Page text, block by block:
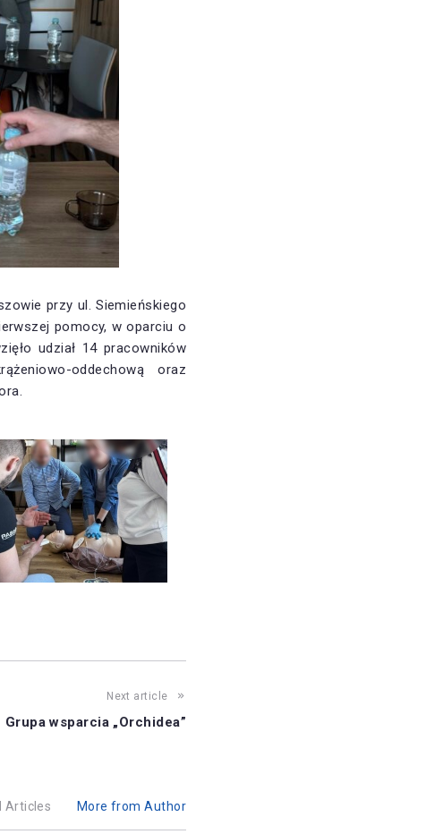
przy ul. Siemieńskiego
pomocy, w oparciu o
udział 14 pracowników
oddechową oraz
Next article
Grupa wsparcia „Orchidea”
Articles More from Author